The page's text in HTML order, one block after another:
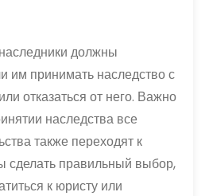
должны
им принимать наследство с
отказаться от него. Важно
наследства все
также переходят к
сделать правильный выбор,
к юристу или